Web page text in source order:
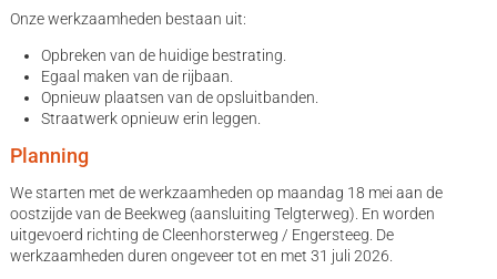
Onze werkzaamheden bestaan uit:
Opbreken van de huidige bestrating.
Egaal maken van de rijbaan.
Opnieuw plaatsen van de opsluitbanden.
Straatwerk opnieuw erin leggen.
Planning
We starten met de werkzaamheden op maandag 18 mei aan de
oostzijde van de Beekweg (aansluiting Telgterweg). En worden
uitgevoerd richting de Cleenhorsterweg / Engersteeg. De
werkzaamheden duren ongeveer tot en met 31 juli 2026.